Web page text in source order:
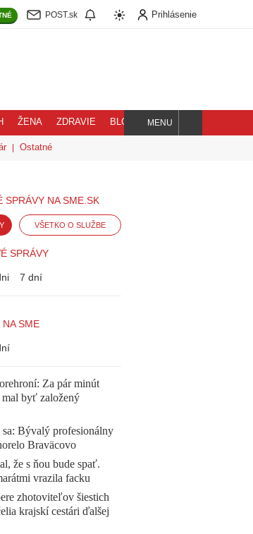
POST.sk Prihlásenie
ŽENA ZDRAVIE BLOG
Hľadaj
MENU
Ostatné
SPRÁVY NA SME.SK
VŠETKO O SLUŽBE
SPRÁVY
7 dní
NA SME
Za pár minút
mal byť založený
Bývalý profesionálny
Braväcovo
že s ňou bude spať.
vrazila facku
zhotoviteľov šiestich
krajskí cestári ďalšej